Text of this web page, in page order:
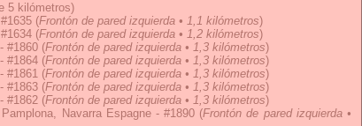
5 kilómetros)
(Frontón de pared izquierda • 1,1 kilómetros)
(Frontón de pared izquierda • 1,2 kilómetros)
#1860 (Frontón de pared izquierda • 1,3 kilómetros)
#1864 (Frontón de pared izquierda • 1,3 kilómetros)
#1861 (Frontón de pared izquierda • 1,3 kilómetros)
#1863 (Frontón de pared izquierda • 1,3 kilómetros)
#1862 (Frontón de pared izquierda • 1,3 kilómetros)
Navarra Espagne - #1890 (Frontón de pared izquierda •